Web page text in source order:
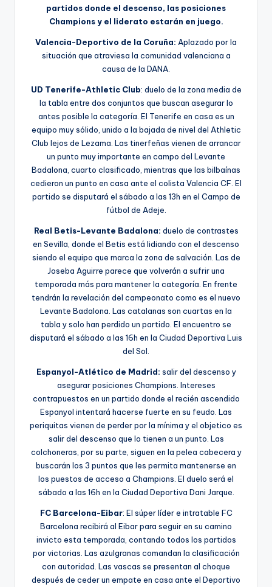
partidos donde el descenso, las posiciones
Champions y el liderato estarán en juego.
Valencia-Deportivo de la Coruña: Aplazado por la
situación que atraviesa la comunidad valenciana a
causa de la DANA.
UD Tenerife-Athletic Club: duelo de la zona media de
la tabla entre dos conjuntos que buscan asegurar lo
antes posible la categoría. El Tenerife en casa es un
equipo muy sólido, unido a la bajada de nivel del Athletic
Club lejos de Lezama. Las tinerfeñas vienen de arrancar
un punto muy importante en campo del Levante
Badalona, cuarto clasificado, mientras que las bilbaínas
cedieron un punto en casa ante el colista Valencia CF. El
partido se disputará el sábado a las 13h en el Campo de
fútbol de Adeje.
Real Betis-Levante Badalona: duelo de contrastes
en Sevilla, donde el Betis está lidiando con el descenso
siendo el equipo que marca la zona de salvación. Las de
Joseba Aguirre parece que volverán a sufrir una
temporada más para mantener la categoría. En frente
tendrán la revelación del campeonato como es el nuevo
Levante Badalona. Las catalanas son cuartas en la
tabla y solo han perdido un partido. El encuentro se
disputará el sábado a las 16h en la Ciudad Deportiva Luis
del Sol.
Espanyol-Atlético de Madrid: salir del descenso y
asegurar posiciones Champions. Intereses
contrapuestos en un partido donde el recién ascendido
Espanyol intentará hacerse fuerte en su feudo. Las
periquitas vienen de perder por la mínima y el objetico es
salir del descenso que lo tienen a un punto. Las
colchoneras, por su parte, siguen en la pelea cabecera y
buscarán los 3 puntos que les permita mantenerse en
los puestos de acceso a Champions. El duelo será el
sábado a las 16h en la Ciudad Deportiva Dani Jarque.
FC Barcelona-Eibar: El súper líder e intratable FC
Barcelona recibirá al Eibar para seguir en su camino
invicto esta temporada, contando todos los partidos
por victorias. Las azulgranas comandan la clasificación
con autoridad. Las vascas se presentan al choque
después de ceder un empate en casa ante el Deportivo